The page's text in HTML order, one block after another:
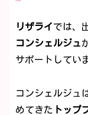
リザライでは、
コンシェルジュ
サポートしてい
コンシェルジュ
めてきた トップ